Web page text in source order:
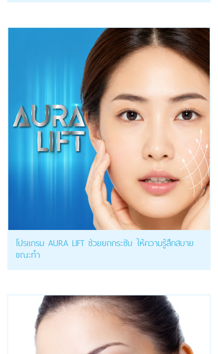
โปรแกรม AURA LIFT ช่วยยกกระชับ ให้ความรู้สึกสบาย
ขณะทำ